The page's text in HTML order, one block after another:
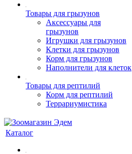
Товары для грызунов
Аксессуары для
грызунов
Игрушки для грызунов
Клетки для грызунов
Корм для грызунов
Наполнители для клеток
Товары для рептилий
Корм для рептилий
Террариумистика
Каталог